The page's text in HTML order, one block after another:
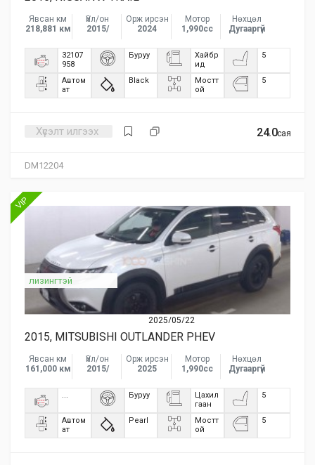
DM12204
Явсан км
218,881 км
Үйл/он
2015/
Орж ирсэн
2024
Мотор
1,990сс
Нөхцөл
Дугааргүй
32107
958
Буруу
Хайбр
ид
5
Автом
ат
Black
Мостт
ой
5
24.0сая
Хүсэлт илгээх
VIP
2025/05/22
лизингтэй
2015, MITSUBISHI OUTLANDER PHEV
Явсан км
161,000 км
Үйл/он
2015/
Орж ирсэн
2025
Мотор
1,990сс
Нөхцөл
Дугааргүй
... Буруу
Цахил
гаан
5
Автом
ат
Pearl
Мостт
ой
5